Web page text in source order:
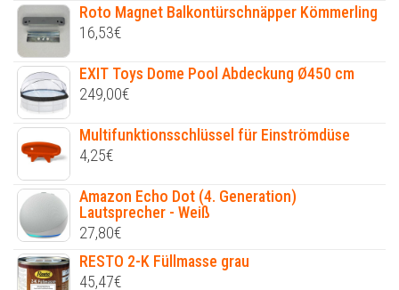
Roto Magnet Balkontürschnäpper Kömmerling
16,53€
EXIT Toys Dome Pool Abdeckung Ø450 cm
249,00€
Multifunktionsschlüssel für Einströmdüse
4,25€
Amazon Echo Dot (4. Generation)
Lautsprecher - Weiß
27,80€
RESTO 2-K Füllmasse grau
45,47€